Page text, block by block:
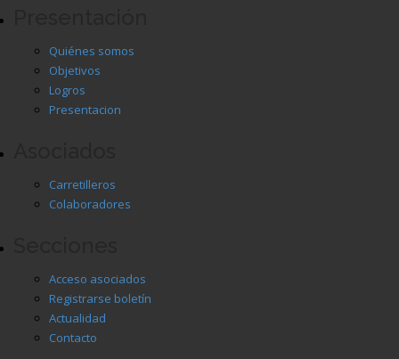
Quiénes somos
Objetivos
Logros
Presentacion
Carretilleros
Colaboradores
Acceso asociados
Registrarse boletín
Actualidad
Contacto